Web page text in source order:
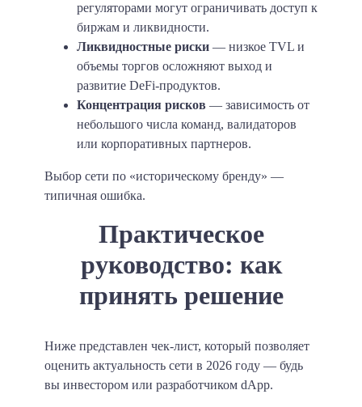
регуляторами могут ограничивать доступ к
биржам и ликвидности.
Ликвидностные риски — низкое TVL и
объемы торгов осложняют выход и
развитие DeFi-продуктов.
Концентрация рисков — зависимость от
небольшого числа команд, валидаторов
или корпоративных партнеров.
Выбор сети по «историческому бренду» —
типичная ошибка.
Практическое
руководство: как
принять решение
Ниже представлен чек-лист, который позволяет
оценить актуальность сети в 2026 году — будь
вы инвестором или разработчиком dApp.